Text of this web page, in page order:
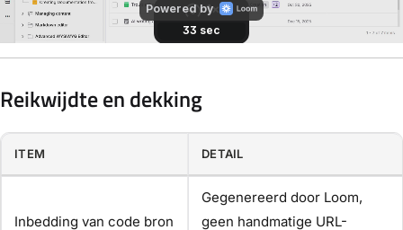
Reikwijdte en dekking
ITEM DETAIL
Inbedding van code bron
Gegenereerd door Loom,
geen handmatige URL-